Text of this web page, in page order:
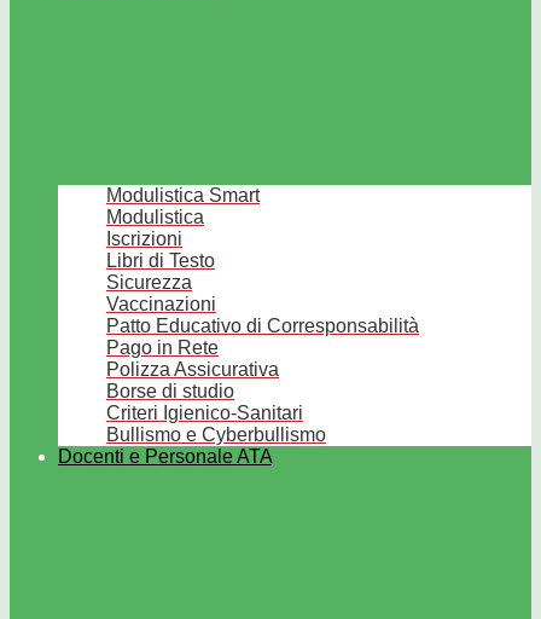
Modulistica Smart
Modulistica
Iscrizioni
Libri di Testo
Sicurezza
Vaccinazioni
Patto Educativo di Corresponsabilità
Pago in Rete
Polizza Assicurativa
Borse di studio
Criteri Igienico-Sanitari
Bullismo e Cyberbullismo
Docenti e Personale ATA